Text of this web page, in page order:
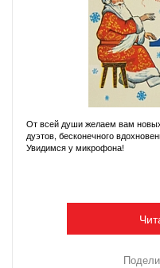
От всей души желаем вам
дуэтов, бесконечного
Увидимся у микрофона!